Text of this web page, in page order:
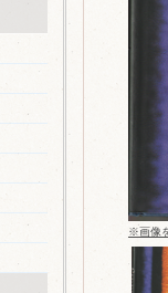
※画像